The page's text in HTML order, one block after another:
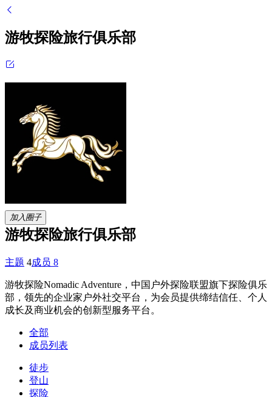
游牧探险旅行俱乐部
加入圈子
游牧探险旅行俱乐部
主题 4成员 8
游牧探险Nomadic Adventure，中国户外探险联盟旗下探险俱乐
部，领先的企业家户外社交平台，为会员提供缔结信任、个人
成长及商业机会的创新型服务平台。
全部
成员列表
徒步
登山
探险